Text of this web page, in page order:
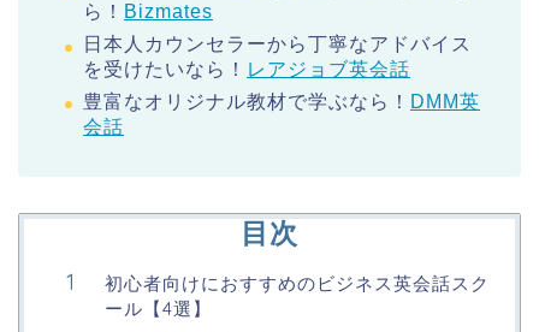
ら！ Bizmates
日本人カウンセラーから丁寧なアドバイス
を受けたいなら！ レアジョブ英会話
豊富なオリジナル教材で学ぶなら！ DMM英
会話
目次
初心者向けにおすすめのビジネス英会話スク
ール【4選】